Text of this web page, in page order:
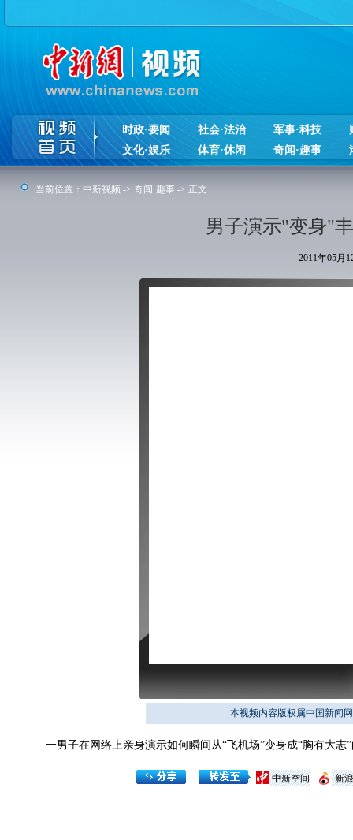
时政·要闻 社会·法治 军事·科技
文化·娱乐
体育·休闲 奇闻·趣事
当前位置： 中新视频 -> 奇闻·趣事 -> 正文
男子演示"变身"
2011年05月
本视频内容版权属中国新闻
一男子在网络上亲身演示如何瞬间从“飞机场”变身成“胸有大志
新
中新空间